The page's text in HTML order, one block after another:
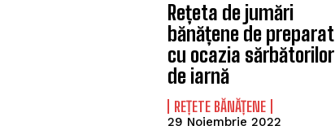
Rețeta de jumări
bănățene de preparat
cu ocazia sărbătorilor
de iarnă
REȚETE BĂNĂȚENE
29 Noiembrie 2022